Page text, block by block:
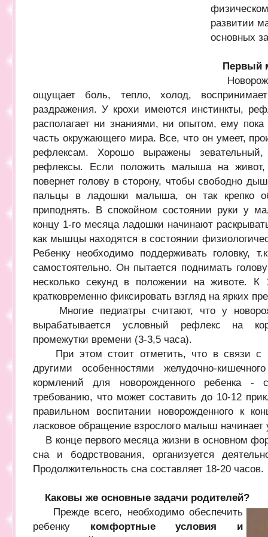
развитии
основных
Первый
ощущает боль, тепло, холод,
раздражения. У крохи имеются инстинкты,
располагает ни знаниями, ни опытом, ему
часть окружающего мира. Все, что он умеет,
рефлексам. Хорошо выражены
рефлексы. Если положить малыша на
повернет голову в сторону, чтобы свободно
пальцы в ладошки малыша, он так крепко
приподнять. В спокойном состоянии руки у
концу 1-го месяца ладошки начинают
как мышцы находятся в состоянии
Ребенку необходимо поддерживать головку,
самостоятельно. Он пытается поднимать
несколько секунд в положении на животе.
кратковременно фиксировать взгляд на ярких
Многие педиатры считают, что у
вырабатывается условный рефлекс на
промежутки времени (3-3,5 часа).
При этом стоит отметить, что в связи с
другими особенностями желудочно-
кормлений для новорожденного ребенка -
требованию, что может составить до 10-12
правильном воспитании новорожденного к
ласковое обращение взрослого малыш начинает
В конце первого месяца жизни в основном
сна и бодрствования, организуется
Продолжительность сна составляет 18-20 часов.
Каковы же основные задачи родителей?
Прежде всего, необходимо обеспечить
ребенку комфортные условия и